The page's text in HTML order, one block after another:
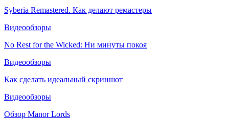
Syberia Remastered. Как делают ремастеры
Видеообзоры
No Rest for the Wicked: Ни минуты покоя
Видеообзоры
Как сделать идеальный скриншот
Видеообзоры
Обзор Manor Lords